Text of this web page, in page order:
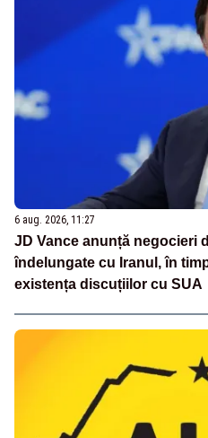
6 aug. 2026, 11:27
JD Vance anunță negocieri
îndelungate cu Iranul, în
existența discuțiilor cu SUA